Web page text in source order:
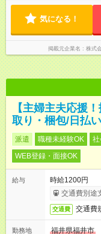
気になる！
掲載元企業名 株式
【主婦主夫応援
取り・梱包/日払
派遣 職種未経験OK
WEB登録・面接OK
給与
時給1200円
交通費別途
交通費 交通費
勤務地 福井県福井市